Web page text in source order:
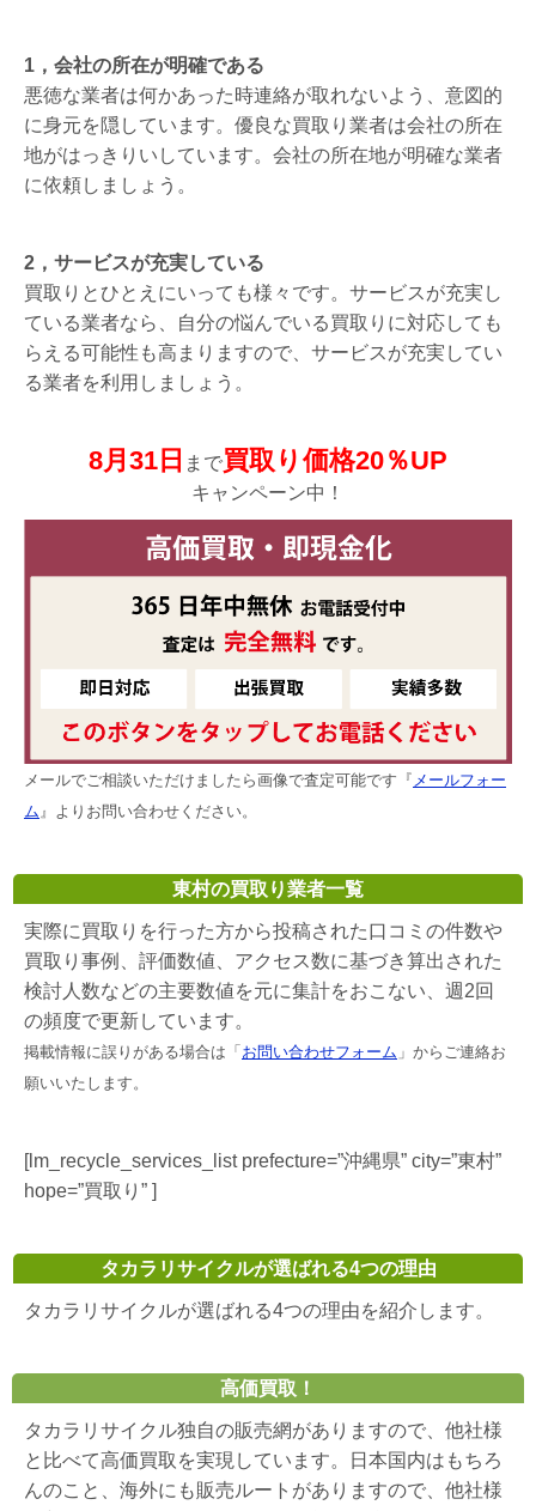
1，会社の所在が明確である
悪徳な業者は何かあった時連絡が取れないよう、意図的
に身元を隠しています。優良な買取り業者は会社の所在
地がはっきりいしています。会社の所在地が明確な業者
に依頼しましょう。
2，サービスが充実している
買取りとひとえにいっても様々です。サービスが充実し
ている業者なら、自分の悩んでいる買取りに対応しても
らえる可能性も高まりますので、サービスが充実してい
る業者を利用しましょう。
8月31日 まで買取り価格20％UP
キャンペーン中！
メールでご相談いただけましたら画像で査定可能です『 メールフォー
ム 』よりお問い合わせください。
東村の買取り業者一覧
実際に買取りを行った方から投稿された口コミの件数や
買取り事例、評価数値、アクセス数に基づき算出された
検討人数などの主要数値を元に集計をおこない、週2回
の頻度で更新しています。
掲載情報に誤りがある場合は「 お問い合わせフォーム 」からご連絡お
願いいたします。
[lm_recycle_services_list prefecture=”沖縄県” city=”東村”
hope=”買取り” ]
タカラリサイクルが選ばれる4つの理由
タカラリサイクルが選ばれる4つの理由を紹介します。
高価買取！
タカラリサイクル独自の販売網がありますので、他社様
と比べて高価買取を実現しています。日本国内はもちろ
んのこと、海外にも販売ルートがありますので、他社様